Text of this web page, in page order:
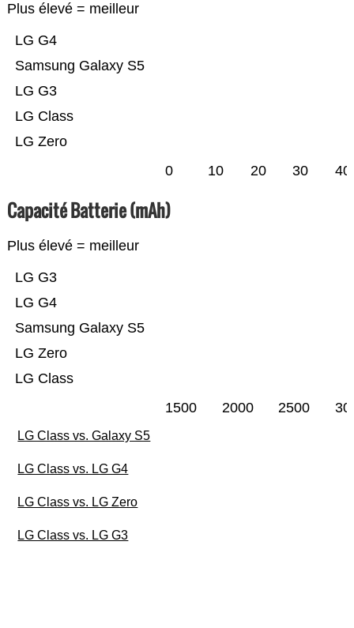
Plus élevé = meilleur
LG Zero
LG Class
LG G3
Samsung Galaxy S5
LG G4
0 10 20 30 40
Capacité Batterie (mAh)
Plus élevé = meilleur
LG Class
LG Zero
Samsung Galaxy S5
LG G4
LG G3
1500 2000 2500
LG Class vs. Galaxy S5
LG Class vs. LG G4
LG Class vs. LG Zero
LG Class vs. LG G3